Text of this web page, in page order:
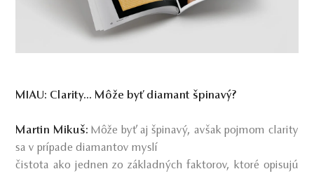
MIAU: Clarity... Môže byť diamant špinavý?
Martin Mikuš: Môže byť aj špinavý, avšak pojmom clarity
sa v prípade diamantov myslí
čistota ako jednen zo základných faktorov, ktoré opisujú